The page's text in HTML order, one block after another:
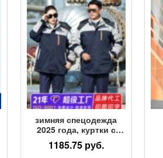
зимняя спецодежда
2025 года, куртки с
хлопчатобумажной
подкладкой, мужская
1185.75 руб.